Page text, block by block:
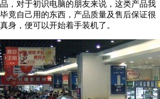
，对于初识电脑的朋友来说，这类产品我
竟自己用的东西，产品质量及售后保证很
身，便可以开始着手装机了。